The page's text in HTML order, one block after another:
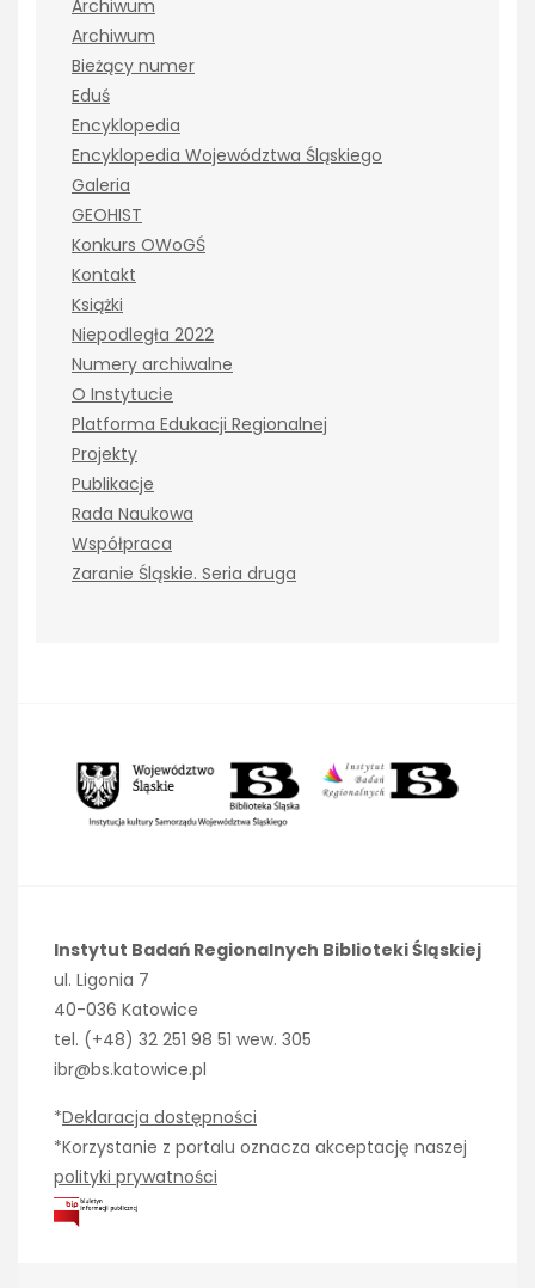
Archiwum
Archiwum
Bieżący numer
Eduś
Encyklopedia
Encyklopedia Województwa Śląskiego
Galeria
GEOHIST
Konkurs OWoGŚ
Kontakt
Książki
Niepodległa 2022
Numery archiwalne
O Instytucie
Platforma Edukacji Regionalnej
Projekty
Publikacje
Rada Naukowa
Współpraca
Zaranie Śląskie. Seria druga
Instytut Badań Regionalnych Biblioteki Śląskiej
ul. Ligonia 7
40-036 Katowice
tel. (+48) 32 251 98 51 wew. 305
ibr@bs.katowice.pl
*Deklaracja dostępności
*Korzystanie z portalu oznacza akceptację naszej
polityki prywatności